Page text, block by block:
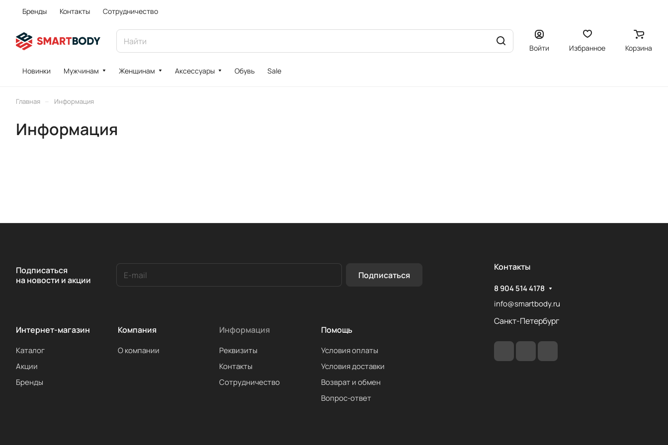
Бренды Контакты Сотрудничество
Войти Избранное Корзина
Новинки Мужчинам Женщинам Аксессуары Обувь Sale
Главная Информация
Информация
Подписаться
на новости и акции
Подписаться
Интернет-магазин
Каталог
Акции
Бренды
Компания
О компании
Информация
Реквизиты
Контакты
Сотрудничество
Помощь
Условия оплаты
Условия доставки
Возврат и обмен
Вопрос-ответ
Контакты
8 904 514 4178
info@smartbody.ru
Санкт-Петербург